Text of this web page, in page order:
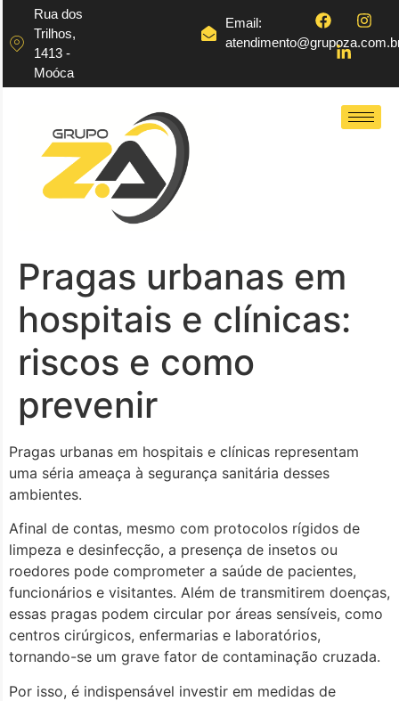
Rua dos
Trilhos,
1413 -
Moóca
Email:
Pragas urbanas em
hospitais e clínicas:
riscos e como
prevenir
Pragas urbanas em hospitais e clínicas representam
uma séria ameaça à segurança sanitária desses
ambientes.
Afinal de contas, mesmo com protocolos rígidos de
limpeza e desinfecção, a presença de insetos ou
roedores pode comprometer a saúde de pacientes,
funcionários e visitantes. Além de transmitirem doenças,
essas pragas podem circular por áreas sensíveis, como
centros cirúrgicos, enfermarias e laboratórios,
tornando-se um grave fator de contaminação cruzada.
Por isso, é indispensável investir em medidas de